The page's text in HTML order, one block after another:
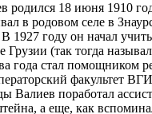
родился 18 июня 1910
в родовом селе в
году он начал
(так тогда
года стал помощником
факультет
Валиев поработал
а еще, как